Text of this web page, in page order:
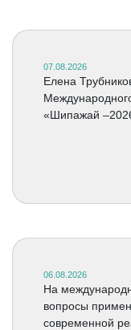
07.08.2026
Елена
«Шипажай
06.08.2026
На
вопросы
современной